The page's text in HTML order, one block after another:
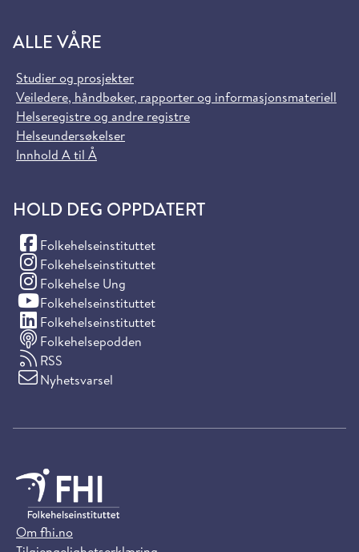
ALLE VÅRE
Studier og prosjekter
Veiledere, håndbøker, rapporter og informasjonsmateriell
Helseregistre og andre registre
Helseundersøkelser
Innhold A til Å
HOLD DEG OPPDATERT
Folkehelseinstituttet
(Facebook)
Folkehelseinstituttet
(Instagram)
Folkehelse Ung
(Instagram)
Folkehelseinstituttet
(YouTube)
Folkehelseinstituttet
(LinkedIn)
Folkehelsepodden
RSS
Nyhetsvarsel
Om fhi.no